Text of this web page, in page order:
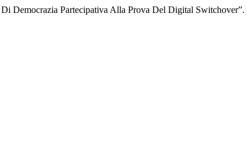
Democrazia Partecipativa Alla Prova Del Digital Switchover”.